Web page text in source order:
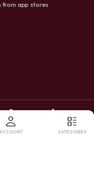
from app stores
ACCOUNT CATEGORIES